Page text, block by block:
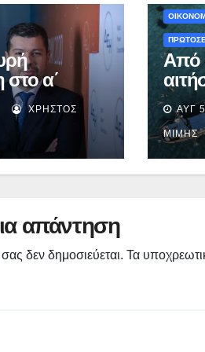
στο α΄
€1,2 δισ.
ΧΡΉΣΤΟΣ
Από
ΑΥΓ
ΜΊΜΗΣ
απάντηση
δεν δημοσιεύεται. Τα